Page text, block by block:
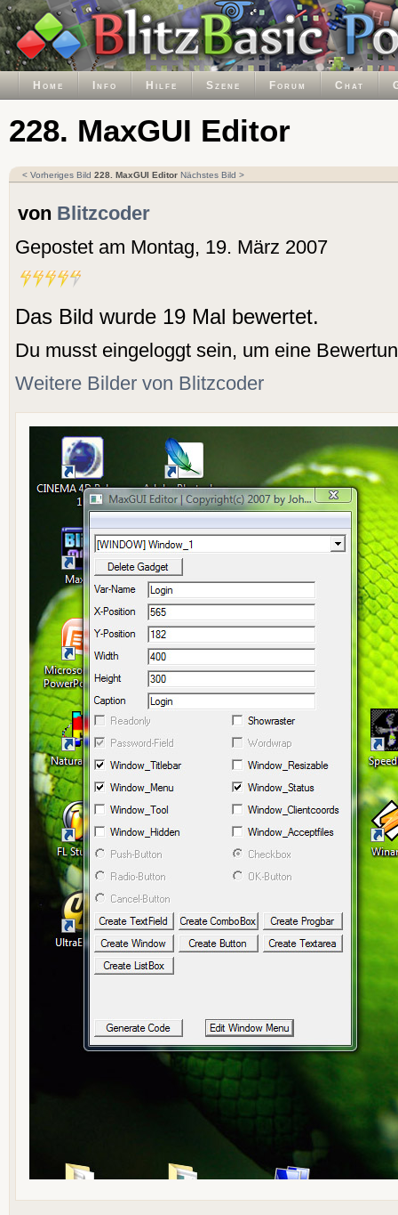
Home Info Hilfe Szene Forum Chat
228. MaxGUI Editor
< Vorheriges Bild 228. MaxGUI Editor Nächstes Bild >
von Blitzcoder
Gepostet am Montag, 19. März 2007
Das Bild wurde 19 Mal bewertet.
Du musst eingeloggt sein, um eine
Weitere Bilder von Blitzcoder